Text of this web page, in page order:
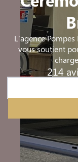
L'agence
vous soutient
214